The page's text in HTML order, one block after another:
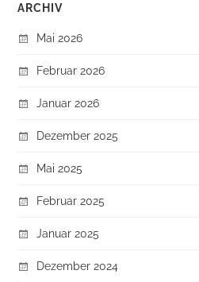
ARCHIV
Mai 2026
Februar 2026
Januar 2026
Dezember 2025
Mai 2025
Februar 2025
Januar 2025
Dezember 2024